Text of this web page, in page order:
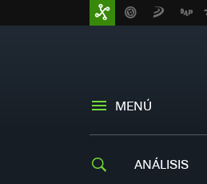
MENÚ
ANÁLISIS